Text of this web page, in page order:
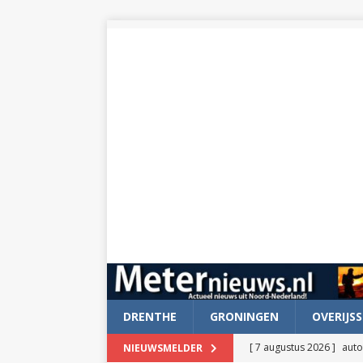
DRENTHE GRONINGEN
NIEUWSMELDER [ 7 augustus 2026 ]